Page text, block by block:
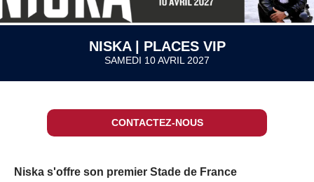
NISKA | PLACES VIP
SAMEDI 10 AVRIL 2027
CONTACTEZ-NOUS
Niska s'offre son premier Stade de France